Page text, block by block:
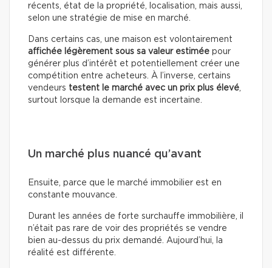
récents, état de la propriété, localisation, mais aussi,
selon une stratégie de mise en marché.
Dans certains cas, une maison est volontairement
affichée légèrement sous sa valeur estimée pour
générer plus d’intérêt et potentiellement créer une
compétition entre acheteurs. À l’inverse, certains
vendeurs testent le marché avec un prix plus élevé,
surtout lorsque la demande est incertaine.
Un marché plus nuancé qu’avant
Ensuite, parce que le marché immobilier est en
constante mouvance.
Durant les années de forte surchauffe immobilière, il
n’était pas rare de voir des propriétés se vendre
bien au-dessus du prix demandé. Aujourd’hui, la
réalité est différente.